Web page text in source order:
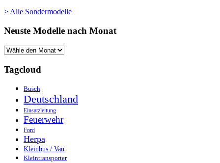
> Alle Sondermodelle
Neuste Modelle nach Monat
Tagcloud
Busch
Deutschland
Einsatzleitung
Feuerwehr
Ford
Herpa
Kleinbus / Van
Kleintransporter